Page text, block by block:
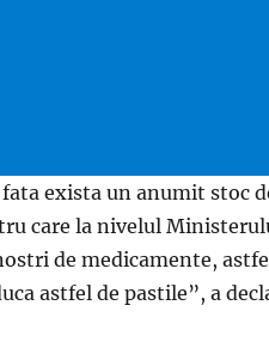
exista un anumit stoc
care la nivelul
de medicamente,
astfel de pastile”, a